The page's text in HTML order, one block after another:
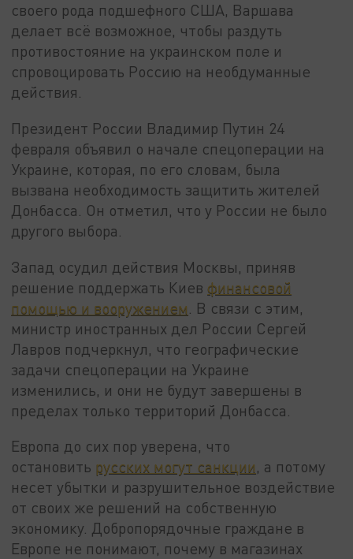
своего рода подшефного США, Варшава
делает всё возможное, чтобы раздуть
противостояние на украинском поле и
спровоцировать Россию на необдуманные
действия.
Президент России Владимир Путин 24
февраля объявил о начале спецоперации на
Украине, которая, по его словам, была
вызвана необходимость защитить жителей
Донбасса. Он отметил, что у России не было
другого выбора.
Запад осудил действия Москвы, приняв
решение поддержать Киев финансовой
помощью и вооружением . В связи с этим,
министр иностранных дел России Сергей
Лавров подчеркнул, что географические
задачи спецоперации на Украине
изменились, и они не будут завершены в
пределах только территорий Донбасса.
Европа до сих пор уверена, что
остановить русских могут санкции, а потому
несет убытки и разрушительное воздействие
от своих же решений на собственную
экономику. Добропорядочные граждане в
Европе не понимают, почему в магазинах